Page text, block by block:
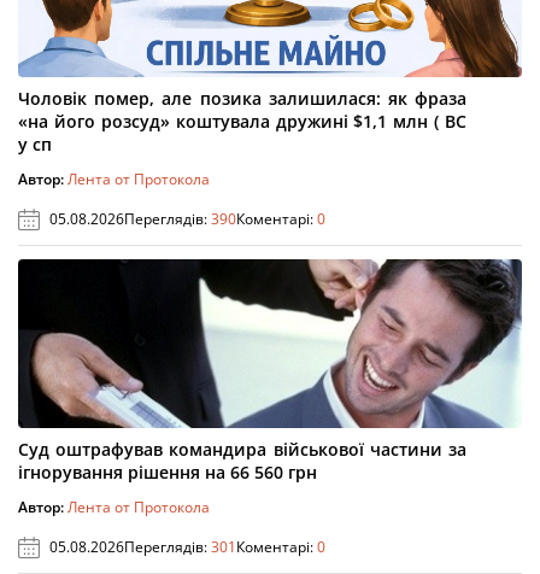
Чоловік помер, але позика залишилася: як фраза
«на його розсуд» коштувала дружині $1,1 млн ( ВС
у сп
Автор:Лента от Протокола
05.08.2026Переглядів:390Коментарі:0
Суд оштрафував командира військової частини за
ігнорування рішення на 66 560 грн
Автор:Лента от Протокола
05.08.2026Переглядів:301Коментарі:0